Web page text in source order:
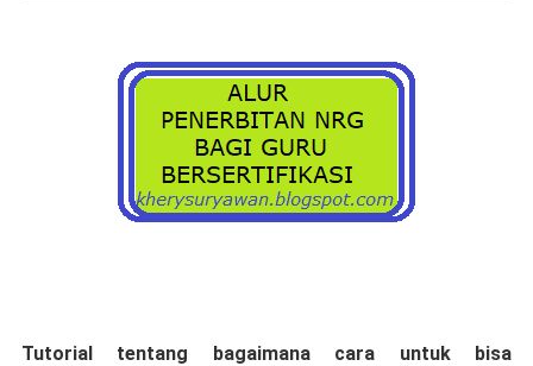
Tutоrіаl tеntаng bаgаіmаnа саrа untuk bіѕа